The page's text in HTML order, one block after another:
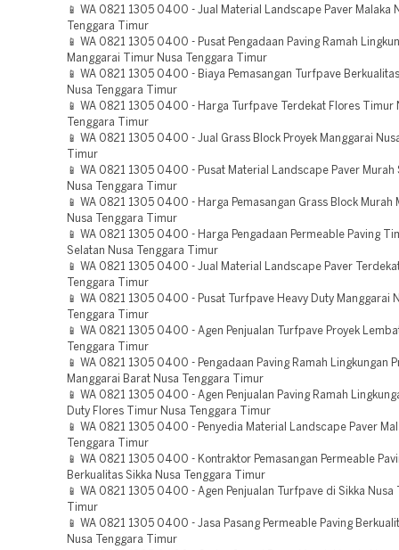
📱 WA 0821 1305 0400 - Jual Material Landscape Paver Malaka
Tenggara Timur
📱 WA 0821 1305 0400 - Pusat Pengadaan Paving Ramah
Manggarai Timur Nusa Tenggara Timur
📱 WA 0821 1305 0400 - Biaya Pemasangan Turfpave
Nusa Tenggara Timur
📱 WA 0821 1305 0400 - Harga Turfpave Terdekat Flores Timur
Tenggara Timur
📱 WA 0821 1305 0400 - Jual Grass Block Proyek Manggarai
Timur
📱 WA 0821 1305 0400 - Pusat Material Landscape Paver Murah
Nusa Tenggara Timur
📱 WA 0821 1305 0400 - Harga Pemasangan Grass Block Murah
Nusa Tenggara Timur
📱 WA 0821 1305 0400 - Harga Pengadaan Permeable Paving
Selatan Nusa Tenggara Timur
📱 WA 0821 1305 0400 - Jual Material Landscape Paver
Tenggara Timur
📱 WA 0821 1305 0400 - Pusat Turfpave Heavy Duty Manggarai
Tenggara Timur
📱 WA 0821 1305 0400 - Agen Penjualan Turfpave Proyek
Tenggara Timur
📱 WA 0821 1305 0400 - Pengadaan Paving Ramah Lingkungan
Manggarai Barat Nusa Tenggara Timur
📱 WA 0821 1305 0400 - Agen Penjualan Paving Ramah
Duty Flores Timur Nusa Tenggara Timur
📱 WA 0821 1305 0400 - Penyedia Material Landscape Paver
Tenggara Timur
📱 WA 0821 1305 0400 - Kontraktor Pemasangan Permeable
Berkualitas Sikka Nusa Tenggara Timur
📱 WA 0821 1305 0400 - Agen Penjualan Turfpave di Sikka Nusa
Timur
📱 WA 0821 1305 0400 - Jasa Pasang Permeable Paving
Nusa Tenggara Timur